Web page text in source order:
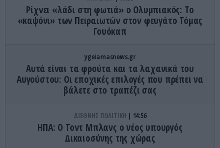
Ρίχνει «λάδι στη φωτιά» ο Ολυμπιακός: Το
«καψόνι» των Πειραιωτών στον φευγάτο Τόμας
Γουόκαπ
ygeiamasnews.gr
Αυτά είναι τα φρούτα και τα λαχανικά του
Αυγούστου: Οι εποχικές επιλογές που πρέπει να
βάλετε στο τραπέζι σας
ΔΙΕΘΝΗΣ ΠΟΛΙΤΙΚΗ 14:56
ΗΠΑ: Ο Τοντ Μπλανς ο νέος υπουργός
Δικαιοσύνης της χώρας